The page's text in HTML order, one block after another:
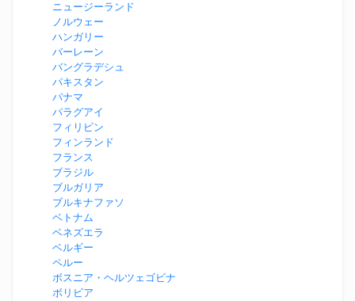
ニュージーランド
ノルウェー
ハンガリー
バーレーン
バングラデシュ
パキスタン
パナマ
パラグアイ
フィリピン
フィンランド
フランス
ブラジル
ブルガリア
ブルキナファソ
ベトナム
ベネズエラ
ベルギー
ペルー
ボスニア・ヘルツェゴビナ
ボリビア